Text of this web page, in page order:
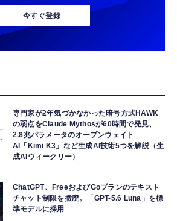
今すぐ登録
専門家が2年気づかなかった暗号方式HAWK
の弱点をClaude Mythosが60時間で発見、
2.8兆パラメータのオープンウェイト
AI「Kimi K3」など生成AI技術5つを解説（生
成AIウィークリー）
ChatGPT、FreeおよびGoプランのテキスト
チャット制限を撤廃。「GPT-5.6 Luna」を標
準モデルに採用